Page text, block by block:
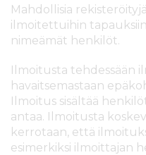
Mahdollisia
ilmoitettuihin
nimeämät henkilöt.
Ilmoitusta tehdessään
havaitsemastaan
Ilmoitus sisältää
antaa. Ilmoitusta
kerrotaan, että
esimerkiksi ilmoittajan